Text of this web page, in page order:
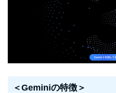
＜Geminiの特徴＞